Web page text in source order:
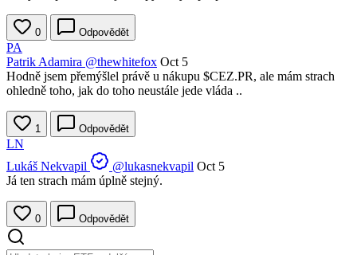
0 Odpovědět
PA
Patrik Adamira @thewhitefox Oct 5
Hodně jsem přemýšlel právě u nákupu $CEZ.PR, ale mám strach
ohledně toho, jak do toho neustále jede vláda ..
1 Odpovědět
LN
Lukáš Nekvapil
@lukasnekvapil Oct 5
Já ten strach mám úplně stejný.
0 Odpovědět